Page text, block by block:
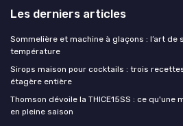
Les derniers articles
Sommelière et machine à glaçons : l’art de
température
Sirops maison pour cocktails : trois
étagère entière
Thomson dévoile la THICE15SS : ce qu'une
en pleine saison